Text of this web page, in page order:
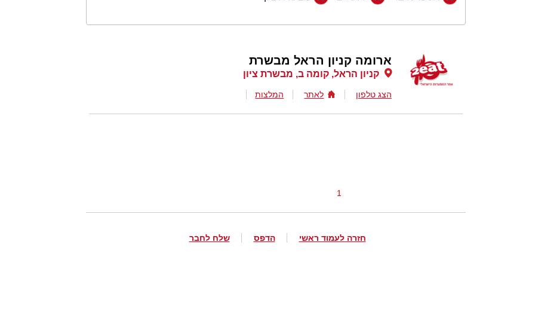
ארומה קניון הראל מבשרת
קניון הראל, קומה ב, מבשרת ציון
הצג טלפון לאתר המלצות
1
חזרה לעמוד ראשי הדפס שלח לחבר